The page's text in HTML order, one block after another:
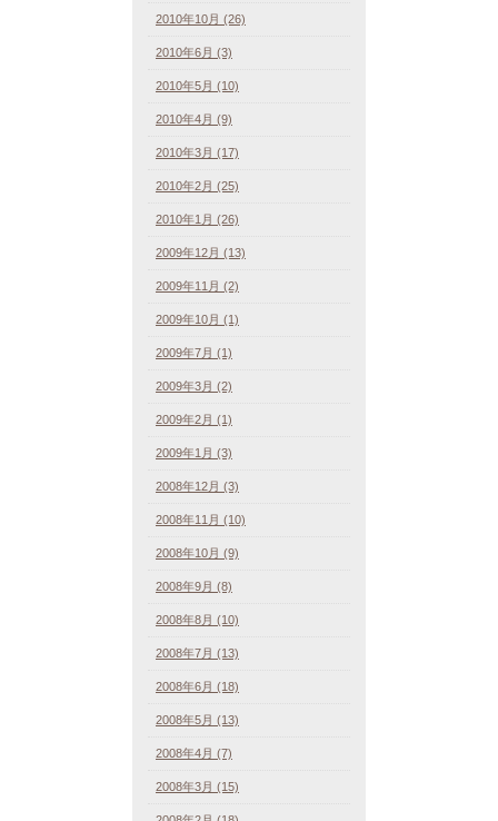
2010年10月 (26)
2010年6月 (3)
2010年5月 (10)
2010年4月 (9)
2010年3月 (17)
2010年2月 (25)
2010年1月 (26)
2009年12月 (13)
2009年11月 (2)
2009年10月 (1)
2009年7月 (1)
2009年3月 (2)
2009年2月 (1)
2009年1月 (3)
2008年12月 (3)
2008年11月 (10)
2008年10月 (9)
2008年9月 (8)
2008年8月 (10)
2008年7月 (13)
2008年6月 (18)
2008年5月 (13)
2008年4月 (7)
2008年3月 (15)